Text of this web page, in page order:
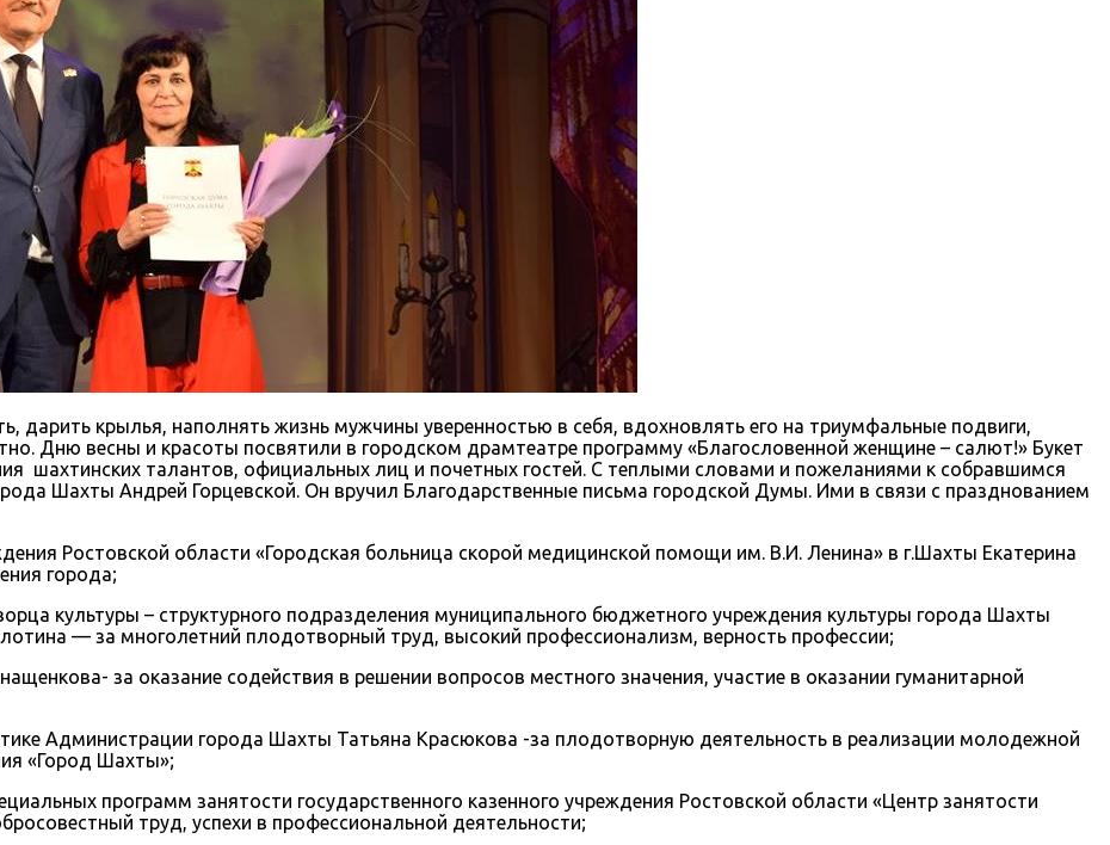
дарить крылья, наполнять жизнь мужчины уверенностью в себя, вдохновлять его на триумфальные подвиги,
Дню весны и красоты посвятили в городском драмтеатре программу «Благословенной женщине – салют!» Букет
шахтинских талантов, официальных лиц и почетных гостей. С теплыми словами и пожеланиями к собравшимся
Шахты Андрей Горцевской. Он вручил Благодарственные письма городской Думы. Ими в связи с празднованием
Ростовской области «Городская больница скорой медицинской помощи им. В.И. Ленина» в г.Шахты Екатерина
города;
культуры – структурного подразделения муниципального бюджетного учреждения культуры города Шахты
— за многолетний плодотворный труд, высокий профессионализм, верность профессии;
за оказание содействия в решении вопросов местного значения, участие в оказании гуманитарной
Администрации города Шахты Татьяна Красюкова -за плодотворную деятельность в реализации молодежной
«Город Шахты»;
программ занятости государственного казенного учреждения Ростовской области «Центр занятости
труд, успехи в профессиональной деятельности;